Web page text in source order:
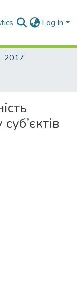
Log In
2017